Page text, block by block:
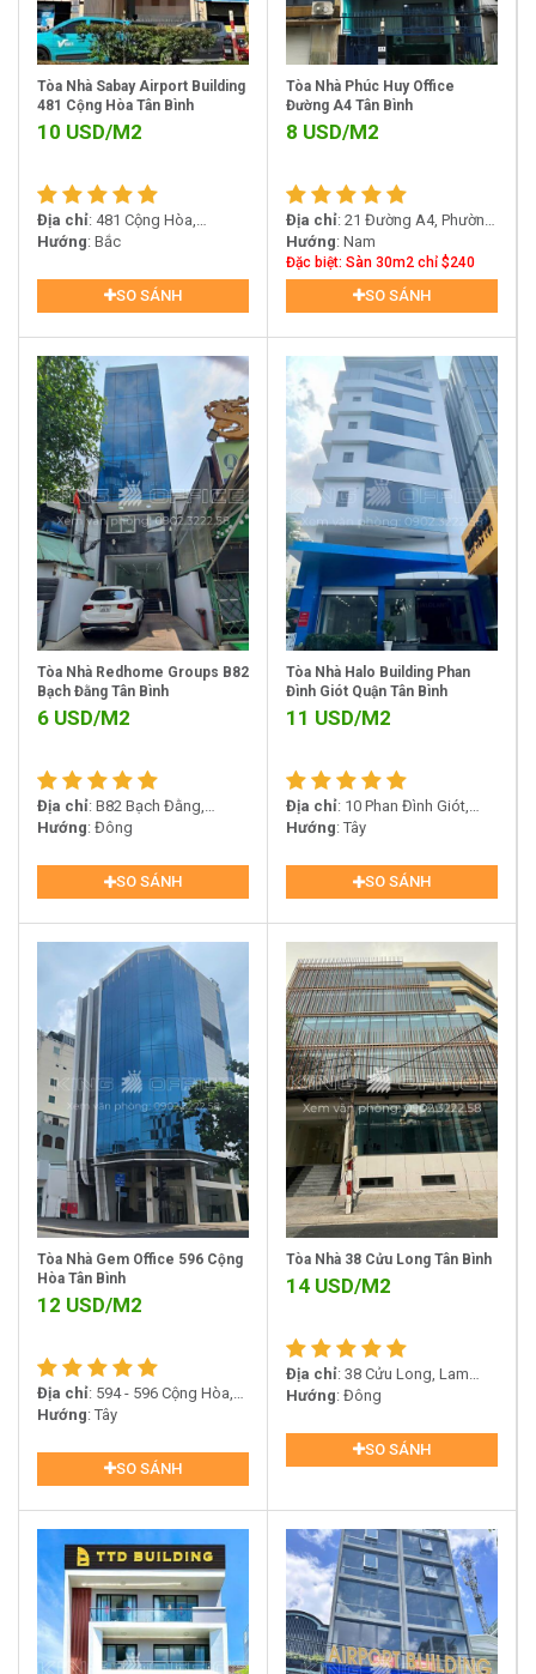
Tòa Nhà Sabay Airport Building
481 Cộng Hòa Tân Bình
10 USD/M2
Địa chỉ: 481 Cộng Hòa,
Phường 15, Quận Tân Bình
Hướng : Bắc
SO SÁNH
Tòa Nhà Phúc Huy Office
Đường A4 Tân Bình
8 USD/M2
Địa chỉ: 21 Đường A4, Phường
12, Quận Tân Bình
Hướng : Nam
Đặc biệt: Sàn 30m2 chỉ $240
SO SÁNH
Tòa Nhà Redhome Groups B82
Bạch Đằng Tân Bình
6 USD/M2
Địa chỉ: B82 Bạch Đằng,
Phường 2, Tân Bình.
Hướng : Đông
SO SÁNH
Tòa Nhà Halo Building Phan
Đình Giót Quận Tân Bình
11 USD/M2
Địa chỉ: 10 Phan Đình Giót,
Phường 2, Quận Tân Bình
Hướng : Tây
SO SÁNH
Tòa Nhà Gem Office 596 Cộng
Hòa Tân Bình
12 USD/M2
Địa chỉ: 594 - 596 Cộng Hòa,
Phường 13, Quận Tân Bình
Hướng : Tây
SO SÁNH
Tòa Nhà 38 Cửu Long Tân Bình
14 USD/M2
Địa chỉ: 38 Cửu Long, Lam
Sơn, P2, Tân Bình
Hướng : Đông
SO SÁNH